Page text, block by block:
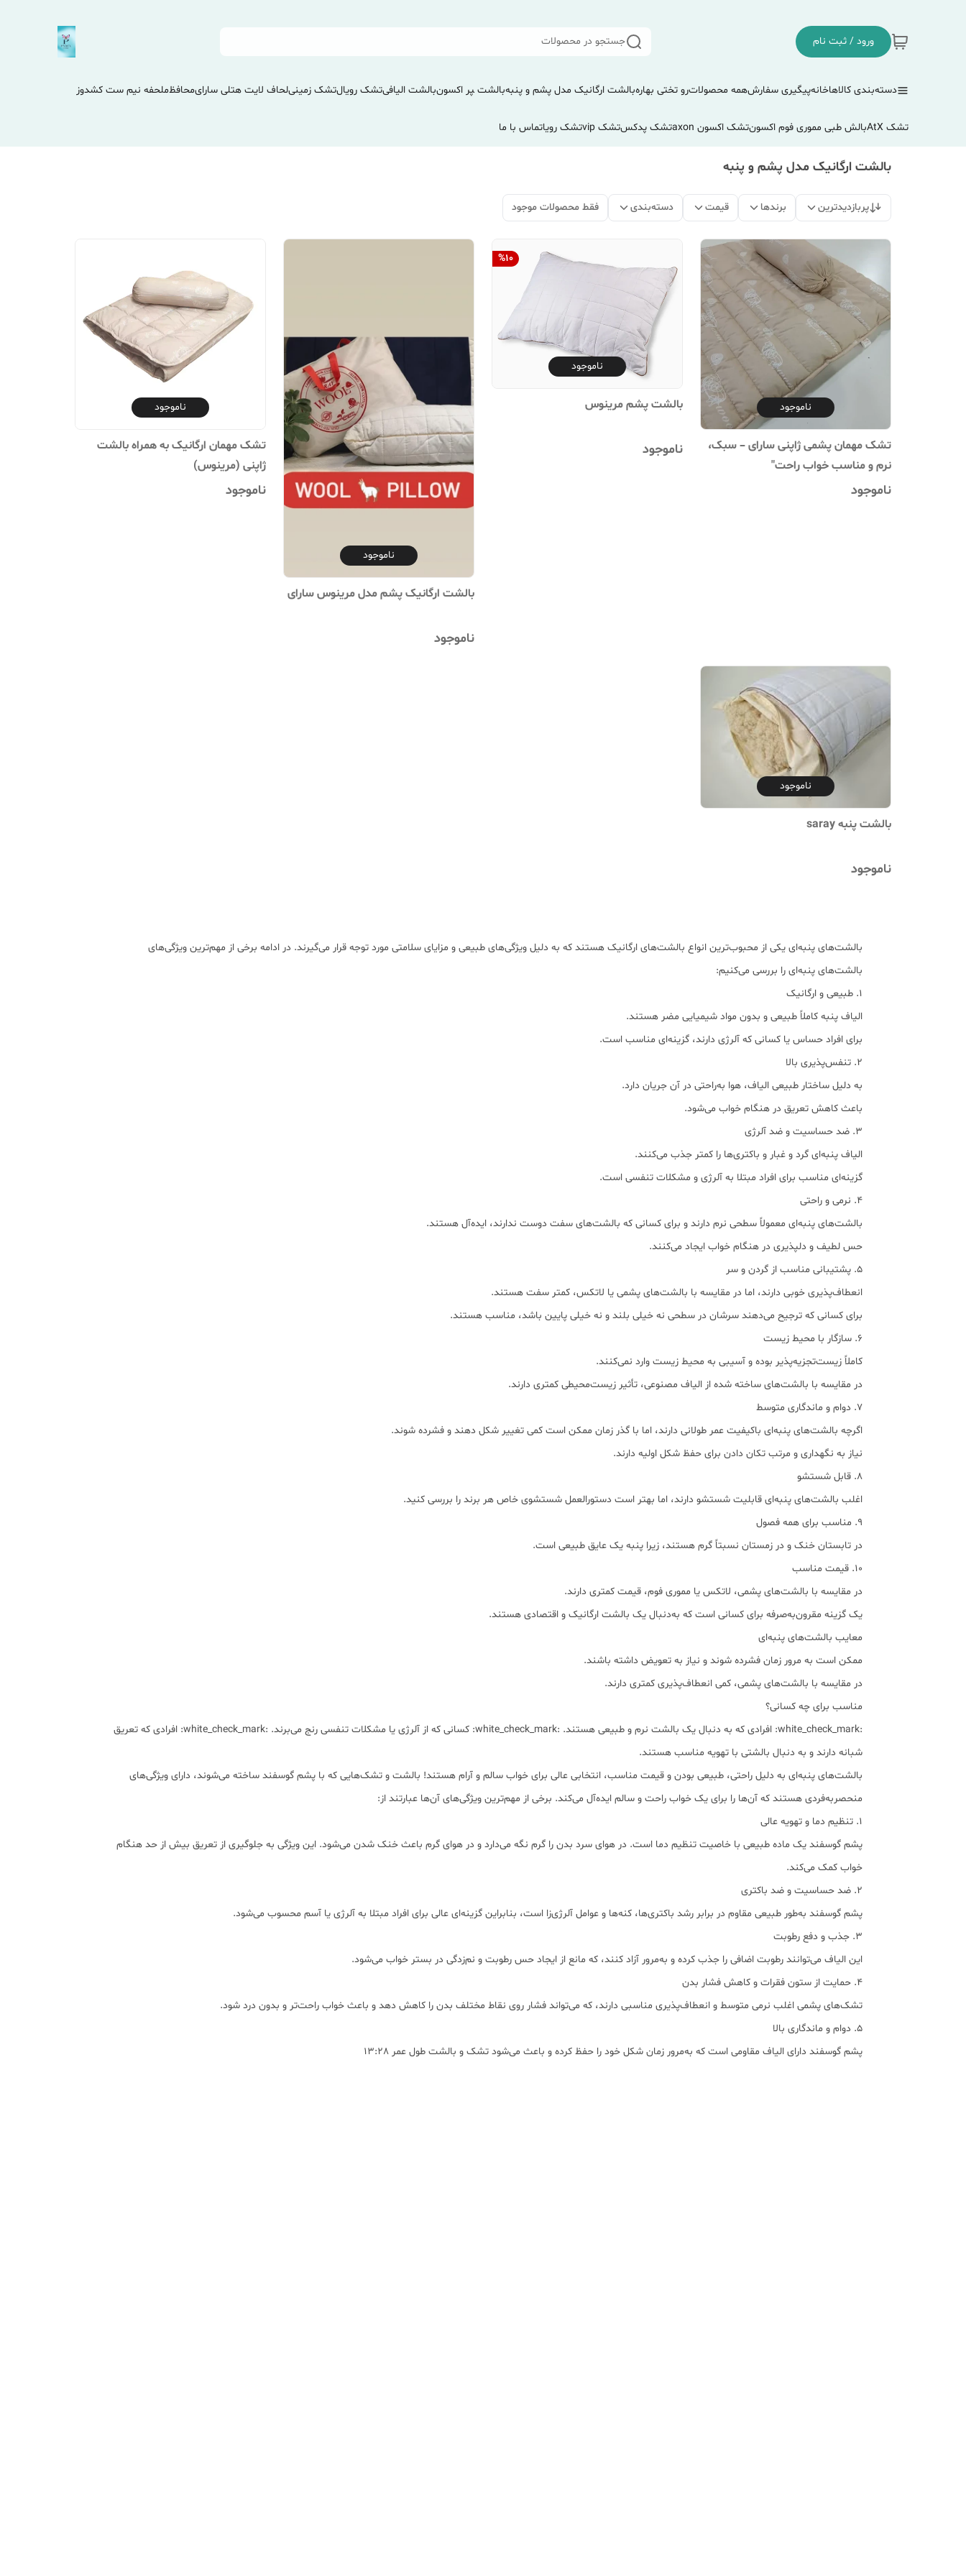
ورود / ثبت نام جستجو در محصولات
دسته‌بندی کالاهاخانهپیگیری سفارشهمه محصولاترو تختی بهارهبالشت ارگانیک مدل پشم و پنبهبالشت ‍‍‍پر اکسونبالشت الیافیتشک رویالتشک زمینیلحاف لایت هتلی سارایمحافظملحفه نیم ست کشدوز
تشک AtX بالش طبی مموری فوم اکسونتشک اکسون axon تشک پدکستشک vip تشک رویاتماس با ما
بالشت ارگانیک مدل پشم و پنبه
پربازدیدترین برندها قیمت دسته‌بندی فقط محصولات موجود
ناموجود
تشک مهمان پشمی ژاپنی سارای – سبک،
نرم و مناسب خواب راحت"
ناموجود
%10
ناموجود
بالشت پشم مرینوس
ناموجود
ناموجود
بالشت ارگانیک پشم مدل مرینوس سارای
ناموجود
ناموجود
تشک مهمان ارگانیک به همراه بالشت
ژاپنی (مرینوس)
ناموجود
ناموجود
بالشت پنبه saray
ناموجود
بالشت‌های پنبه‌ای یکی از محبوب‌ترین انواع بالشت‌های ارگانیک هستند که به دلیل ویژگی‌های طبیعی و مزایای سلامتی مورد توجه قرار می‌گیرند. در ادامه برخی از مهم‌ترین ویژگی‌های
بالشت‌های پنبه‌ای را بررسی می‌کنیم:
۱. طبیعی و ارگانیک
الیاف پنبه کاملاً طبیعی و بدون مواد شیمیایی مضر هستند.
برای افراد حساس یا کسانی که آلرژی دارند، گزینه‌ای مناسب است.
۲. تنفس‌پذیری بالا
به دلیل ساختار طبیعی الیاف، هوا به‌راحتی در آن جریان دارد.
باعث کاهش تعریق در هنگام خواب می‌شود.
۳. ضد حساسیت و ضد آلرژی
الیاف پنبه‌ای گرد و غبار و باکتری‌ها را کمتر جذب می‌کنند.
گزینه‌ای مناسب برای افراد مبتلا به آلرژی و مشکلات تنفسی است.
۴. نرمی و راحتی
بالشت‌های پنبه‌ای معمولاً سطحی نرم دارند و برای کسانی که بالشت‌های سفت دوست ندارند، ایده‌آل هستند.
حس لطیف و دلپذیری در هنگام خواب ایجاد می‌کنند.
۵. پشتیبانی مناسب از گردن و سر
انعطاف‌پذیری خوبی دارند، اما در مقایسه با بالشت‌های پشمی یا لاتکس، کمتر سفت هستند.
برای کسانی که ترجیح می‌دهند سرشان در سطحی نه خیلی بلند و نه خیلی پایین باشد، مناسب هستند.
۶. سازگار با محیط زیست
کاملاً زیست‌تجزیه‌پذیر بوده و آسیبی به محیط زیست وارد نمی‌کنند.
در مقایسه با بالشت‌های ساخته شده از الیاف مصنوعی، تأثیر زیست‌محیطی کمتری دارند.
۷. دوام و ماندگاری متوسط
اگرچه بالشت‌های پنبه‌ای باکیفیت عمر طولانی دارند، اما با گذر زمان ممکن است کمی تغییر شکل دهند و فشرده شوند.
نیاز به نگهداری و مرتب تکان دادن برای حفظ شکل اولیه دارند.
۸. قابل شستشو
اغلب بالشت‌های پنبه‌ای قابلیت شستشو دارند، اما بهتر است دستورالعمل شستشوی خاص هر برند را بررسی کنید.
۹. مناسب برای همه فصول
در تابستان خنک و در زمستان نسبتاً گرم هستند، زیرا پنبه یک عایق طبیعی است.
۱۰. قیمت مناسب
در مقایسه با بالشت‌های پشمی، لاتکس یا مموری فوم، قیمت کمتری دارند.
یک گزینه مقرون‌به‌صرفه برای کسانی است که به‌دنبال یک بالشت ارگانیک و اقتصادی هستند.
معایب بالشت‌های پنبه‌ای
ممکن است به مرور زمان فشرده شوند و نیاز به تعویض داشته باشند.
در مقایسه با بالشت‌های پشمی، کمی انعطاف‌پذیری کمتری دارند.
مناسب برای چه کسانی؟
:white_check_mark: افرادی که به دنبال یک بالشت نرم و طبیعی هستند. :white_check_mark: کسانی که از آلرژی یا مشکلات تنفسی رنج می‌برند. :white_check_mark: افرادی که تعریق
شبانه دارند و به دنبال بالشتی با تهویه مناسب هستند.
بالشت‌های پنبه‌ای به دلیل راحتی، طبیعی بودن و قیمت مناسب، انتخابی عالی برای خواب سالم و آرام هستند! بالشت و تشک‌هایی که با پشم گوسفند ساخته می‌شوند، دارای ویژگی‌های
منحصربه‌فردی هستند که آن‌ها را برای یک خواب راحت و سالم ایده‌آل می‌کند. برخی از مهم‌ترین ویژگی‌های آن‌ها عبارتند از:
۱. تنظیم دما و تهویه عالی
پشم گوسفند یک ماده طبیعی با خاصیت تنظیم دما است. در هوای سرد بدن را گرم نگه می‌دارد و در هوای گرم باعث خنک شدن می‌شود. این ویژگی به جلوگیری از تعریق بیش از حد هنگام
خواب کمک می‌کند.
۲. ضد حساسیت و ضد باکتری
پشم گوسفند به‌طور طبیعی مقاوم در برابر رشد باکتری‌ها، کنه‌ها و عوامل آلرژی‌زا است، بنابراین گزینه‌ای عالی برای افراد مبتلا به آلرژی یا آسم محسوب می‌شود.
۳. جذب و دفع رطوبت
این الیاف می‌توانند رطوبت اضافی را جذب کرده و به‌مرور آزاد کنند، که مانع از ایجاد حس رطوبت و نم‌زدگی در بستر خواب می‌شود.
۴. حمایت از ستون فقرات و کاهش فشار بدن
تشک‌های پشمی اغلب نرمی متوسط و انعطاف‌پذیری مناسبی دارند، که می‌تواند فشار روی نقاط مختلف بدن را کاهش دهد و باعث خواب راحت‌تر و بدون درد شود.
۵. دوام و ماندگاری بالا
پشم گوسفند دارای الیاف مقاومی است که به‌مرور زمان شکل خود را حفظ کرده و باعث می‌شود تشک و بالشت طول عمر 13:28